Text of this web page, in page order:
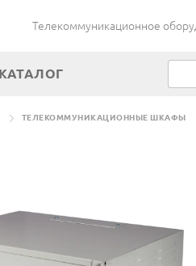
Телекоммуникационное
КАТАЛОГ
ТЕЛЕКОММУНИКАЦИОННЫЕ ШКАФЫ